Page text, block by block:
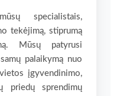
specialistais,
tekėjimą, stiprumą
Mūsų patyrusi
palaikymą nuo
įgyvendinimo,
priedų sprendimų